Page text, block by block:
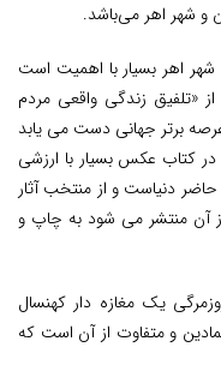
و شهر اهر می‌باشد.
اهر بسیار با اهمیت است
«تلفیق زندگی واقعی مردم
برتر جهانی دست می یابد
در کتاب عکس بسیار با ارزشی
دنیاست و از منتخب آثار
آن منتشر می شود به چاپ و
یک مغازه دار کهنسال
و متفاوت از آن است که